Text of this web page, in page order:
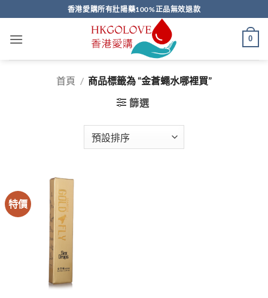
to
content
香港愛購所有壯陽藥100%正品無效退款
0
首頁 / 商品標籤為 “金蒼蠅水哪裡買”
篩選
特價